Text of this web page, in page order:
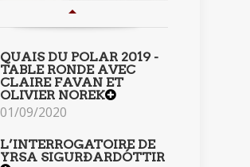
QUAIS DU POLAR 2019 -
TABLE RONDE AVEC
CLAIRE FAVAN ET
OLIVIER NOREK
01/09/2020
L’INTERROGATOIRE DE
YRSA SIGURÐARDÓTTIR